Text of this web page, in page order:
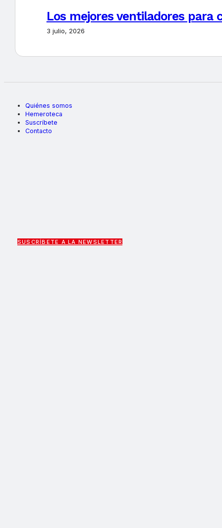
Los mejores ventiladores para
3 julio, 2026
Quiénes somos
Hemeroteca
Suscríbete
Contacto
SUSCRÍBETE A LA NEWSLETTER